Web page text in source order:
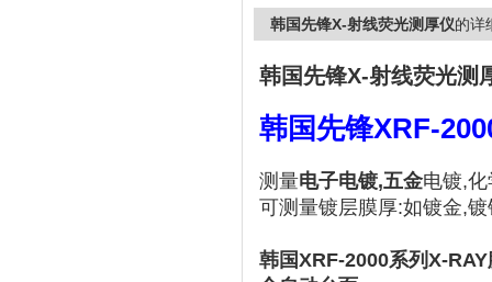
韩国先锋X-射线荧光测厚仪的详
韩国先锋X-射线荧光测
韩国先锋XRF-
测量电子电镀,五金电镀,
可测量镀层膜厚:如镀金,
韩国XRF-2000系列X-